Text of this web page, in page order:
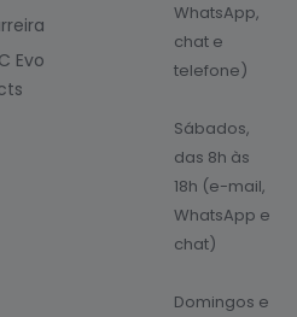
Evo
WhatsApp,
chat e
telefone)
Sábados,
das 8h às
18h (e-mail,
WhatsApp e
chat)
Domingos e